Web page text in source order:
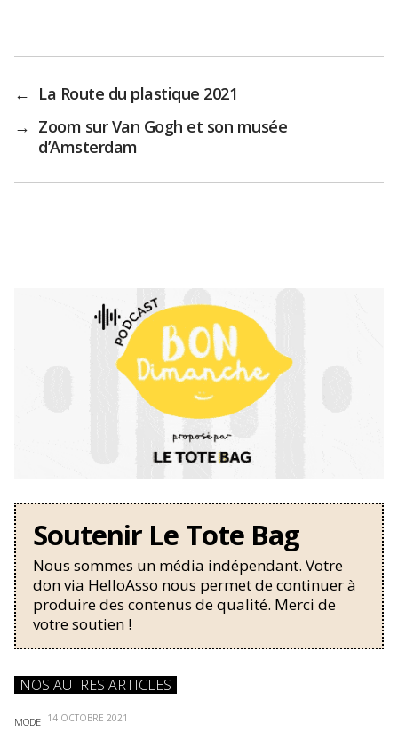
← La Route du plastique 2021
→ Zoom sur Van Gogh et son musée
d’Amsterdam
Soutenir Le Tote Bag
Nous sommes un média indépendant. Votre
don via HelloAsso nous permet de continuer à
produire des contenus de qualité. Merci de
votre soutien !
NOS AUTRES ARTICLES
MODE 14 OCTOBRE 2021